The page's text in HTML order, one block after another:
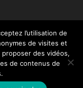
-powered by Enfold
l’utilisation de
de visites et
des vidéos,
de contenus de